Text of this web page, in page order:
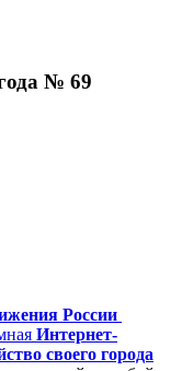
№ 69
России
Интернет-
своего города